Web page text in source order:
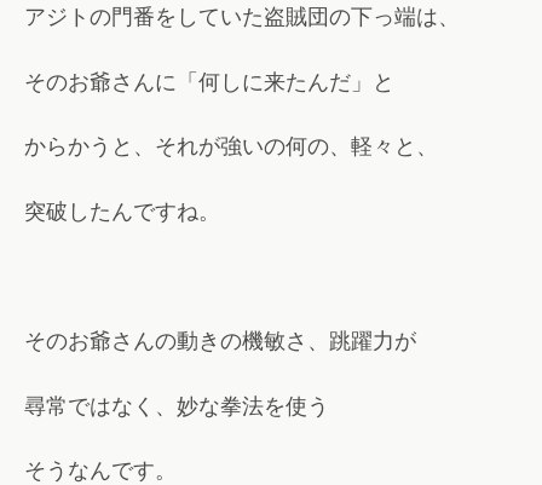
アジトの門番をしていた盗賊団の下っ端は、
そのお爺さんに「何しに来たんだ」と
からかうと、それが強いの何の、軽々と、
突破したんですね。
そのお爺さんの動きの機敏さ、跳躍力が
尋常ではなく、妙な拳法を使う
そうなんです。